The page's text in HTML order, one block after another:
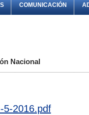
COMUNICACIÓN
Nacional
5-2016.pdf